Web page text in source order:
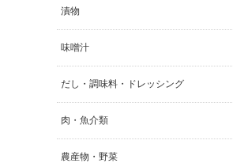
漬物
味噌汁
だし・調味料・ドレッシング
肉・魚介類
農産物・野菜